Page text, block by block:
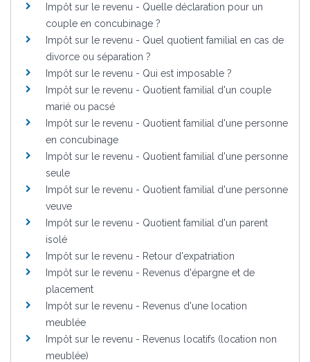
Impôt sur le revenu - Quelle déclaration pour un
couple en concubinage ?
Impôt sur le revenu - Quel quotient familial en cas de
divorce ou séparation ?
Impôt sur le revenu - Qui est imposable ?
Impôt sur le revenu - Quotient familial d'un couple
marié ou pacsé
Impôt sur le revenu - Quotient familial d'une personne
en concubinage
Impôt sur le revenu - Quotient familial d'une personne
seule
Impôt sur le revenu - Quotient familial d'une personne
veuve
Impôt sur le revenu - Quotient familial d'un parent
isolé
Impôt sur le revenu - Retour d'expatriation
Impôt sur le revenu - Revenus d'épargne et de
placement
Impôt sur le revenu - Revenus d'une location
meublée
Impôt sur le revenu - Revenus locatifs (location non
meublée)